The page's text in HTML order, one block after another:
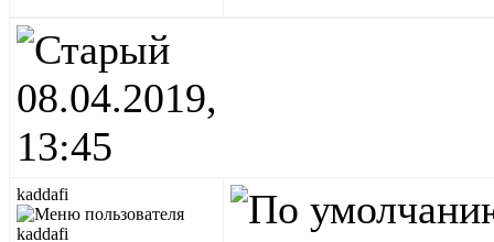
08.04.2019,
13:45
kaddafi